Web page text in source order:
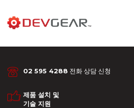
02 595 4288 전화 상담 신청
제품 설치 및
기술 지원